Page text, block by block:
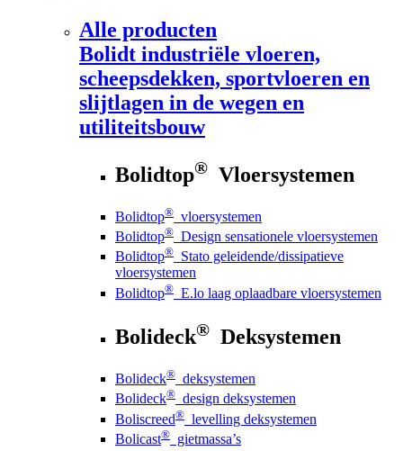
Alle producten
Bolidt industriële vloeren,
scheepsdekken, sportvloeren en
slijtlagen in de wegen en
utiliteitsbouw
Bolidtop® Vloersystemen
Bolidtop® vloersystemen
Bolidtop® Design sensationele vloersystemen
Bolidtop® Stato geleidende/dissipatieve
vloersystemen
Bolidtop® E.lo laag oplaadbare vloersystemen
Bolideck® Deksystemen
Bolideck® deksystemen
Bolideck® design deksystemen
Boliscreed® levelling deksystemen
Bolicast® gietmassa’s